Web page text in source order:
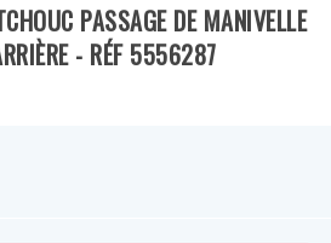
PASSAGE DE MANIVELLE
- RÉF 5556287